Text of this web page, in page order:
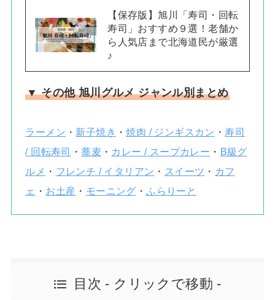
【保存版】旭川「寿司・回転
寿司」おすすめ９選！老舗か
ら人気店まで北海道民が厳選
♪
▼ その他 旭川グルメ ジャンル別まとめ
ラーメン ・ 新子焼き ・焼肉 / ジンギスカン ・寿司
/ 回転寿司 ・蕎麦・ カレー / スープカレー ・ B級グ
ルメ ・ フレンチ / イタリアン ・ スイーツ ・ カフ
ェ
・ お土産 ・ モーニング ・ふらりーと
目次 - クリックで移動 -